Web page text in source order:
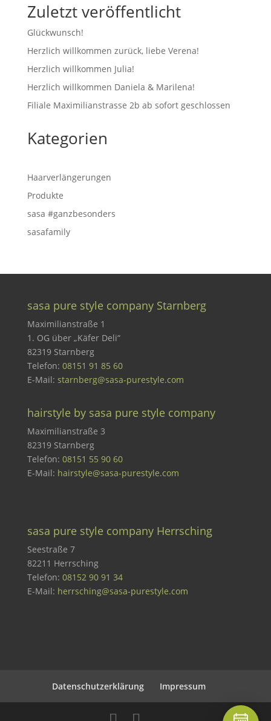
Zuletzt veröffentlicht
Glückwunsch!
Herzlich willkommen zurück, liebe Verena!
Herzlich willkommen Julia!
Herzlich willkommen Daniela & Marilena!
Filiale Maximilianstrasse 2b ab sofort geschlossen
Kategorien
Haarverlängerungen
Produkte
sasa #ganzbesonders
sasafamily
sasa pure style company Starnberg
Maximilianstraße 1
1. OG über „Käfer Deli“
82319 Starnberg
Telefon: 08151 91 85 60
E-Mail: starnberg@sasa-purestyle.com
hairstyle by sasa pure style company
Maximilianstraße 3
82319 Starnberg
Telefon: 08151 55 90 60
E-Mail: hairstyle@sasa-purestyle.com
sasa pure style company Herrsching
Seestraße 7
82211 Herrsching
Telefon: 08152 90 91 34
E-Mail: herrsching@sasa-purestyle.com
Datenschutzerklärung Impressum